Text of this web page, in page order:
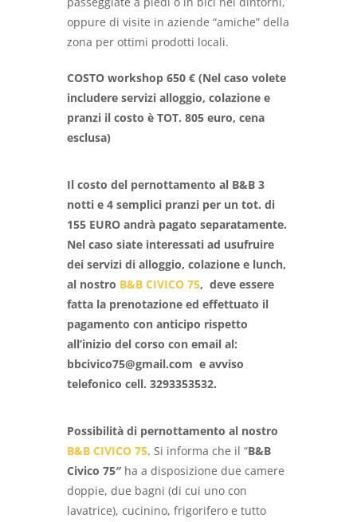
oppure di visite in aziende “amiche” della
zona per ottimi prodotti locali.
COSTO workshop 650 € (Nel caso volete
includere servizi alloggio, colazione e
pranzi il costo è TOT. 805 euro, cena
esclusa)
Il costo del pernottamento al B&B 3
notti e 4 semplici pranzi per un tot. di
155 EURO andrà pagato separatamente.
Nel caso siate interessati ad usufruire
dei servizi di alloggio, colazione e lunch,
al nostro B&B CIVICO 75, deve essere
fatta la prenotazione ed effettuato il
pagamento con anticipo rispetto
all’inizio del corso con email al:
bbcivico75@gmail.com e avviso
telefonico cell. 3293353532.
Possibilità di pernottamento al nostro
B&B CIVICO 75. Si informa che il “B&B
Civico 75″ha a disposizione due camere
doppie, due bagni (di cui uno con
lavatrice), cucinino, frigorifero e tutto